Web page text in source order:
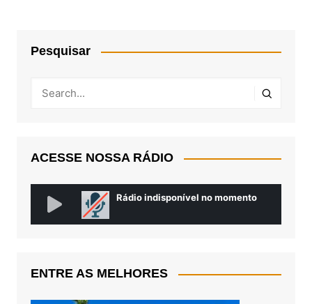
Pesquisar
ACESSE NOSSA RÁDIO
ENTRE AS MELHORES